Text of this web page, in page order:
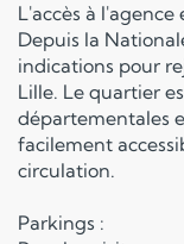
L'accès à
Depuis la
indications pour
Lille. Le quartier
départementales
facilement
circulation.
Parkings :